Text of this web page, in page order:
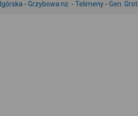
- Grzybowa nż. - Telimeny - Gen.